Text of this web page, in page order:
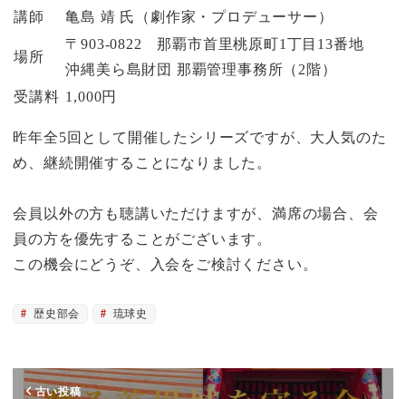
講師
亀島 靖 氏（劇作家・プロデューサー）
場所
〒903-0822 那覇市首里桃原町1丁目13番地
沖縄美ら島財団 那覇管理事務所（2階）
受講料 1,000円
昨年全5回として開催したシリーズですが、大人気のた
め、継続開催することになりました。
会員以外の方も聴講いただけますが、満席の場合、会
員の方を優先することがございます。
この機会にどうぞ、入会をご検討ください。
歴史部会 琉球史
古い投稿